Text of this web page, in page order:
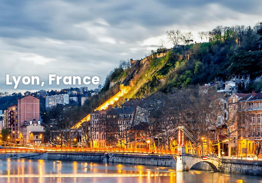
Lyon, France